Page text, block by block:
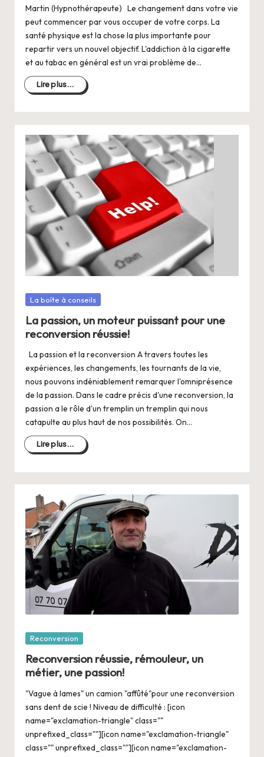
Martin (Hypnothérapeute) Le changement dans votre vie
peut commencer par vous occuper de votre corps. La
santé physique est la chose la plus importante pour
repartir vers un nouvel objectif. L'addiction à la cigarette
et au tabac en général est un vrai problème de…
Lire plus...
Posté
La boîte à conseils
La passion, un moteur puissant pour une
reconversion réussie!
La passion et la reconversion A travers toutes les
expériences, les changements, les tournants de la vie,
nous pouvons indéniablement remarquer l'omniprésence
de la passion. Dans le cadre précis d'une reconversion, la
passion a le rôle d'un tremplin un tremplin qui nous
catapulte au plus haut de nos possibilités. On…
Lire plus...
Posté
Reconversion
Reconversion réussie, rémouleur, un
métier, une passion!
"Vague à lames" un camion "affûté"pour une reconversion
sans dent de scie ! Niveau de difficulté : [icon
name="exclamation-triangle" class=""
unprefixed_class=""][icon name="exclamation-triangle"
class="" unprefixed_class=""][icon name="exclamation-